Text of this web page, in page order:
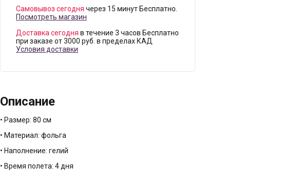
Самовывоз сегодня через 15 минут Бесплатно.
Посмотреть магазин
Доставка сегодня в течение 3 часов Бесплатно
при заказе от 3000 руб. в пределах КАД
Условия доставки
Описание
• Размер: 80 см
• Материал: фольга
• Наполнение: гелий
• Время полета: 4 дня